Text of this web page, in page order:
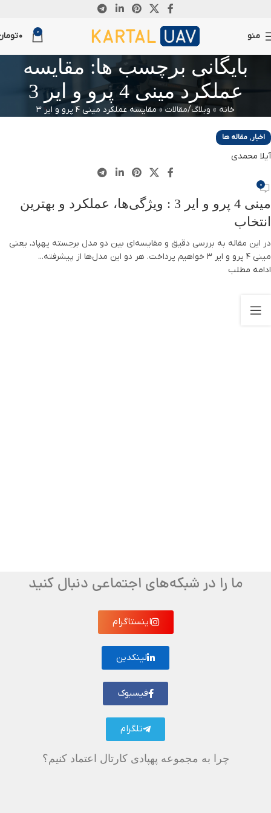
منو 0
0
بایگانی برچسب ها: مقایسه
عملکرد مینی 4 پرو و ایر 3
خانه » وبلاگ/مقالات »مقایسه عملکرد مینی 4 پرو و ایر 3
آگوست
اخبار, مقاله ها
آیلا محمدی
0
مینی 4 پرو و ایر 3 : ویژگی‌ها، عملکرد و بهترین
انتخاب
در این مقاله به بررسی دقیق و مقایسه‌ای بین دو مدل برجسته پهپاد، یعنی
مینی 4 پرو و ایر 3 خواهیم پرداخت. هر دو این مدل‌ها از پیشرفته...
ادامه مطلب
ما را در شبکه‌های اجتماعی دنبال کنید
اینستاگرام
لینکدین
فیسبوک
تلگرام
چرا به مجموعه پهپادی کارتال اعتماد کنیم؟